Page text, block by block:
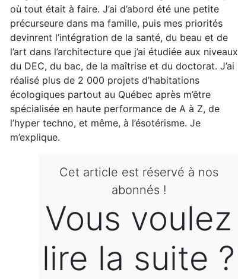
où tout était à faire. J’ai d’abord été une petite
précurseure dans ma famille, puis mes priorités
devinrent l’intégration de la santé, du beau et de
l’art dans l’architecture que j’ai étudiée aux niveaux
du DEC, du bac, de la maîtrise et du doctorat. J’ai
réalisé plus de 2 000 projets d’habitations
écologiques partout au Québec après m’être
spécialisée en haute performance de A à Z, de
l’hyper techno, et même, à l’ésotérisme. Je
m’explique.
Cet article est réservé à nos
abonnés !
Vous voulez
lire la suite ?